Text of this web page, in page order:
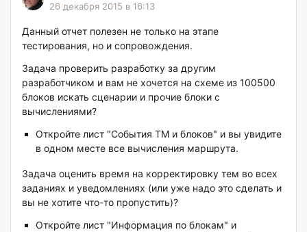
26 декабря 2015 в 16:13
Данный отчет полезен не только на этапе
тестирования, но и сопровождения.
Задача проверить разработку за другим
разработчиком и вам не хочется на схеме из 100500
блоков искать сценарии и прочие блоки с
вычислениями?
Откройте лист "События ТМ и блоков" и вы увидите
в одном месте все вычисления маршрута.
Задача оценить время на корректировку тем во всех
заданиях и уведомлениях (или уже надо это сделать и
вы не хотите что-то пропустить)?
Откройте лист "Информация по блокам" и